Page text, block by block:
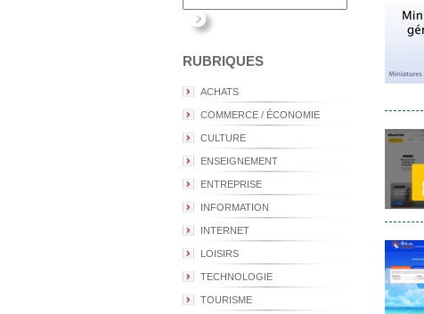
RUBRIQUES
ACHATS
COMMERCE / ÉCONOMIE
CULTURE
ENSEIGNEMENT
ENTREPRISE
INFORMATION
INTERNET
LOISIRS
TECHNOLOGIE
TOURISME